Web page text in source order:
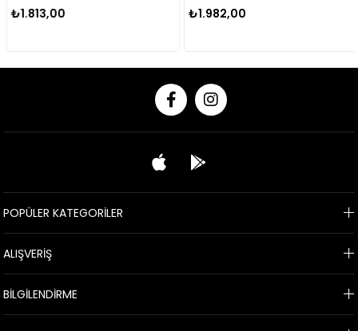
₺1.813,00
₺1.982,00
POPÜLER KATEGORİLER
ALIŞVERİŞ
BİLGİLENDİRME